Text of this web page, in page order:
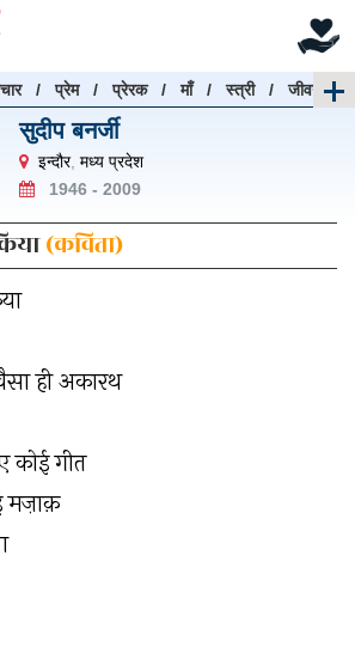
/प्रेम/प्रेरक/माँ/स्त्री/जीवन
सुदीप बनर्जी
इन्दौर, मध्य प्रदेश
1946 - 2009
(कविता)
ही अकारथ
गीत
मज़ाक़
दी गई बॉक्स में हिन्दी में लिखें और
करें